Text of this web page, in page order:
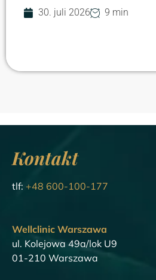
30. juli 2026 9 min
Kontakt
tlf: +48 600-100-177
Wellclinic Warszawa
ul. Kolejowa 49a/lok U9
01-210 Warszawa